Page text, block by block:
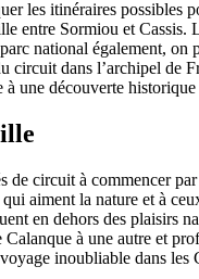
les itinéraires possibles
entre Sormiou et
national également,
circuit dans l’archipel
une découverte
de circuit à commencer
aiment la nature et à
en dehors des plaisirs
à une autre et
inoubliable dans